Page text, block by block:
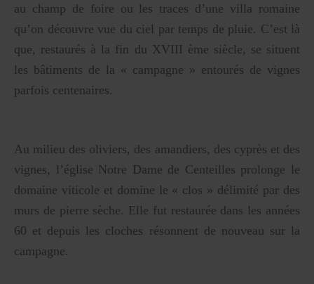
au champ de foire ou les traces d’une villa romaine
qu’on découvre vue du ciel par temps de pluie. C’est là
que, restaurés à la fin du XVIII ème siècle, se situent
les bâtiments de la « campagne » entourés de vignes
parfois centenaires.
Au milieu des oliviers, des amandiers, des cyprès et des
vignes, l’église Notre Dame de Centeilles prolonge le
domaine viticole et domine le « clos » délimité par des
murs de pierre sèche. Elle fut restaurée dans les années
60 et depuis les cloches résonnent de nouveau sur la
campagne.